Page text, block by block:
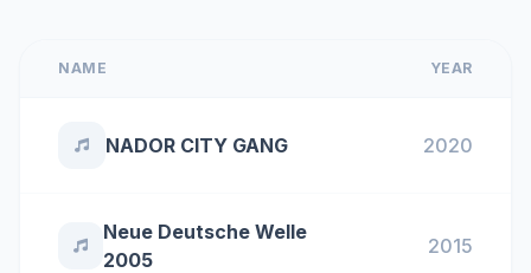
NAME YEAR
NADOR CITY GANG 2020
Neue Deutsche Welle
2005
2015